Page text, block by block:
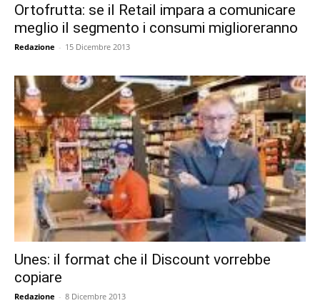
Ortofrutta: se il Retail impara a comunicare
meglio il segmento i consumi miglioreranno
Redazione - 15 Dicembre 2013
Unes: il format che il Discount vorrebbe
copiare
Redazione - 8 Dicembre 2013